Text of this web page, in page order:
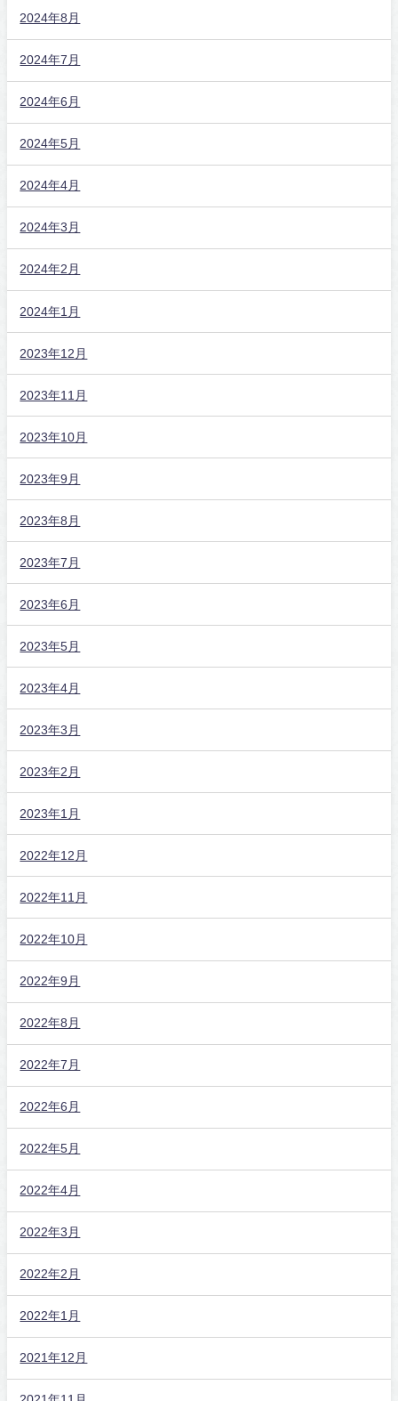
2024年8月
2024年7月
2024年6月
2024年5月
2024年4月
2024年3月
2024年2月
2024年1月
2023年12月
2023年11月
2023年10月
2023年9月
2023年8月
2023年7月
2023年6月
2023年5月
2023年4月
2023年3月
2023年2月
2023年1月
2022年12月
2022年11月
2022年10月
2022年9月
2022年8月
2022年7月
2022年6月
2022年5月
2022年4月
2022年3月
2022年2月
2022年1月
2021年12月